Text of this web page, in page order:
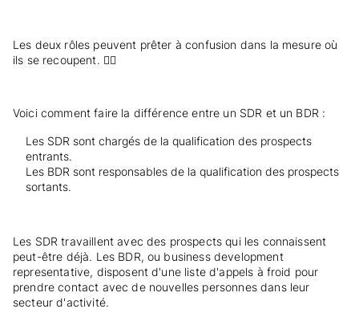
Les deux rôles peuvent prêter à confusion dans la mesure où
ils se recoupent. 😵‍💫
Voici comment faire la différence entre un SDR et un BDR :
Les SDR sont chargés de la qualification des prospects
entrants.
Les BDR sont responsables de la qualification des prospects
sortants.
Les SDR travaillent avec des prospects qui les connaissent
peut-être déjà. Les BDR, ou business development
representative, disposent d'une liste d'appels à froid pour
prendre contact avec de nouvelles personnes dans leur
secteur d'activité.